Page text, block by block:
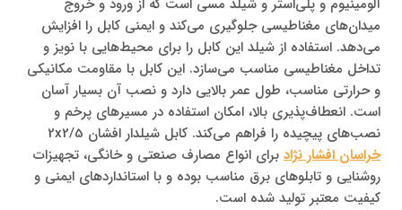
میدان‌های مغناطیسی جلوگیری می‌کند و ایمنی کابل را افزایش
می‌دهد. استفاده از شیلد این کابل را برای محیط‌هایی با نویز و
تداخل مغناطیسی مناسب می‌سازد. این کابل با مقاومت مکانیکی
و حرارتی مناسب، طول عمر بالایی دارد و نصب آن بسیار آسان
است. انعطاف‌پذیری بالا، امکان استفاده در مسیرهای پرخم و
نصب‌های پیچیده را فراهم می‌کند. کابل شیلدار افشان 2x2/5
خراسان افشار نژاد برای انواع مصارف صنعتی و خانگی، تجهیزات
روشنایی و تابلوهای برق مناسب بوده و با استانداردهای ایمنی و
کیفیت معتبر تولید شده است.